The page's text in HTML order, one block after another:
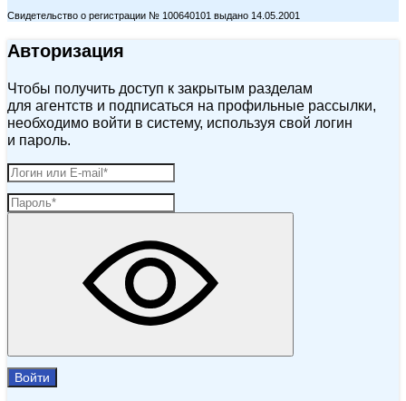
Свидетельство о регистрации № 100640101 выдано 14.05.2001
Авторизация
Чтобы получить доступ к закрытым разделам
для агентств и подписаться на профильные рассылки,
необходимо войти в систему, используя свой логин
и пароль.
Войти